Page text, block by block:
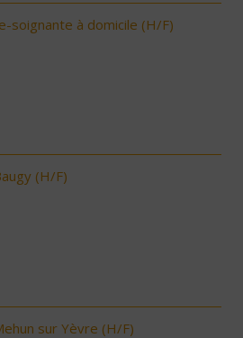
soignante à domicile (H/F)
(H/F)
sur Yèvre (H/F)